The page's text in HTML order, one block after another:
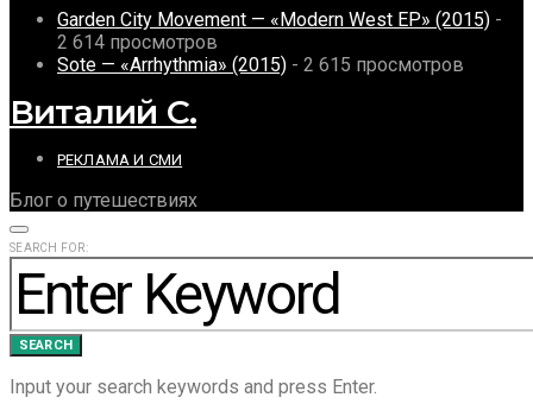
Garden City Movement — «Modern West EP» (2015) -
2 614 просмотров
Sote — «Arrhythmia» (2015) - 2 615 просмотров
Виталий С.
РЕКЛАМА И СМИ
Блог о путешествиях
SEARCH FOR:
SEARCH
Input your search keywords and press Enter.